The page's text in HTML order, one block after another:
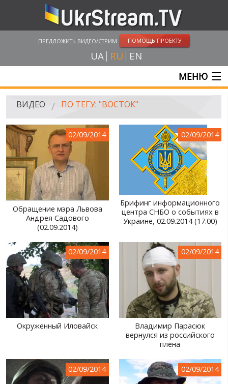
ПРЕДЛОЖИТЬ ВИДЕО/СТРИМ ПОМОЩЬ ПРОЕКТУ
UA RU EN
МЕНЮ
ГЛАВНАЯ
ВИДЕО
UKRSTREAM.TV
ВИДЕО СМИ
АМАТОРСКОЕ ВИДЕО
ХУДОЖЕСТВЕНЫЕ И ДОКУМЕНТАЛЬНЫЕ ПРОЕКТЫ
ПУБЛИЧНЫЕ ЛЮДИ
РОССИЙСКО-УКРАИНСКАЯ ВОЙНА
WINTER ON FIRE: UKRAINE'S FIGHT FOR FREEDOM
ВИДЕО ПО ТЕГУ: "ВОСТОК"
02/09/2014
Обращение мэра Львова
Андрея Садового
(02.09.2014)
02/09/2014
Брифинг информационного
центра СНБО о событиях в
Украине, 02.09.2014 (17.00)
02/09/2014
Окруженный Иловайск
02/09/2014
Владимир Парасюк
вернулся из российского
плена
02/09/2014 02/09/2014